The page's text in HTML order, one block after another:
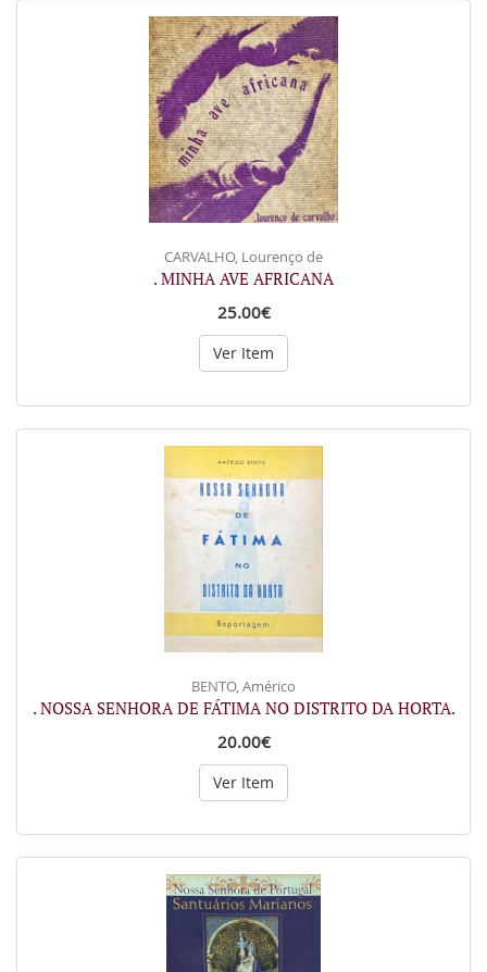
CARVALHO, Lourenço de
. MINHA AVE AFRICANA
25.00€
Ver Item
BENTO, Américo
. NOSSA SENHORA DE FÁTIMA NO DISTRITO DA HORTA.
20.00€
Ver Item